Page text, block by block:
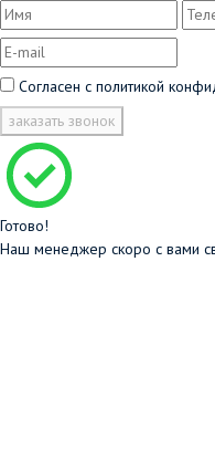
Согласен с политикой
заказать звонок
Готово!
Наш менеджер скоро с вами